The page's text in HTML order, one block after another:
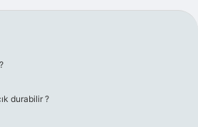
durabilir ?